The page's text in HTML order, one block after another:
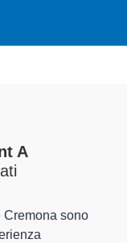
A
Cremona sono